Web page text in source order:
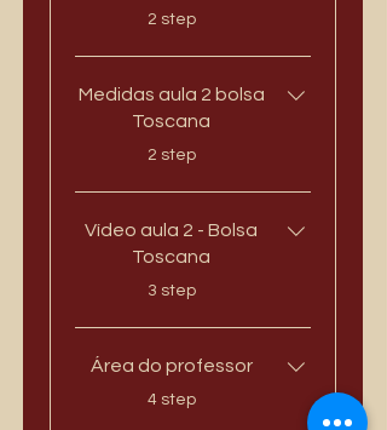
.
2 step
Medidas aula 2 bolsa
Toscana
.
2 step
Vídeo aula 2 - Bolsa
Toscana
.
3 step
Área do professor
.
4 step